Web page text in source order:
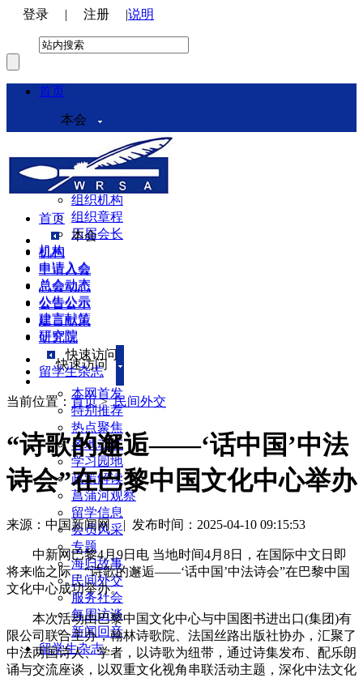
登录 | 注册 |说明
首页
本会
本会介绍
领导机构
理事会
组织机构
组织章程
历届会长
机构
申请入会
总会动态
公告公示
建言献策
研究院
快速访问
本网首发
特别推荐
热点聚焦
各地动态
学习园地
政策解读
菖蒲河观察
留学信息
会员风采
专题
海归故事
民间外交
服务社会
每周访谈
新闻回音
留学生杂志
首页
本会
机构
申请入会
总会动态
公告公示
建言献策
研究院
快速访问
留学生杂志
当前位置： 首页>民间外交
“诗歌的邂逅——‘话中国’中法
诗会”在巴黎中国文化中心举办
来源：中国新闻网 | 发布时间：2025-04-10 09:15:53
中新网巴黎4月9日电 当地时间4月8日，在国际中文日即
将来临之际，“诗歌的邂逅——‘话中国’中法诗会”在巴黎中国
文化中心成功举办。
本次活动由巴黎中国文化中心与中国图书进出口(集团)有
限公司联合主办，翰林诗歌院、法国丝路出版社协办，汇聚了
中法两国诗人、学者，以诗歌为纽带，通过诗集发布、配乐朗
诵与交流座谈，以双重文化视角串联活动主题，深化中法文化